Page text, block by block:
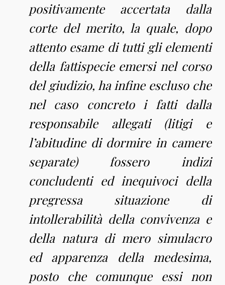
positivamente accertata dalla
corte del merito, la quale, dopo
attento esame di tutti gli elementi
della fattispecie emersi nel corso
del giudizio, ha infine escluso che
nel caso concreto i fatti dalla
responsabile allegati (litigi e
l’abitudine di dormire in camere
separate) fossero indizi
concludenti ed inequivoci della
pregressa situazione di
intollerabilità della convivenza e
della natura di mero simulacro
ed apparenza della medesima,
posto che comunque essi non